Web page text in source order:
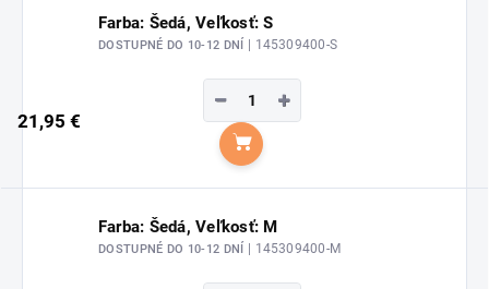
Farba: Šedá, Veľkosť: S
DOSTUPNÉ DO 10-12 DNÍ | 145309400-S
21,95 €
+
−
Do košíka
Farba: Šedá, Veľkosť: M
DOSTUPNÉ DO 10-12 DNÍ | 145309400-M